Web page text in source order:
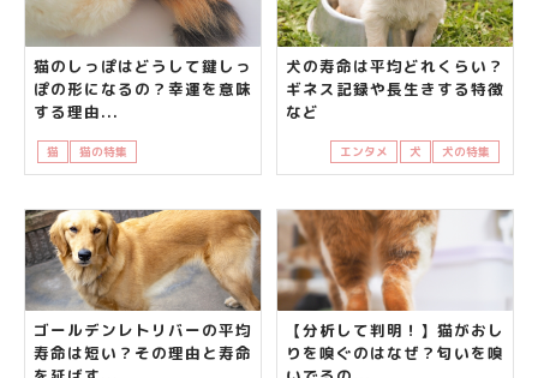
猫のしっぽはどうして鍵しっ
ぽの形になるの？幸運を意味
する理由...
猫 猫の特集
犬の寿命は平均どれくらい？
ギネス記録や長生きする特徴
など
エンタメ 犬 犬の特集
ゴールデンレトリバーの平均
寿命は短い？その理由と寿命
【分析して判明！】猫がおし
りを嗅ぐのはなぜ？匂いを嗅